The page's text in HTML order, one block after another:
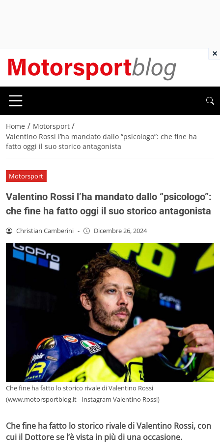
Home / Motorsport /
Valentino Rossi l’ha mandato dallo “psicologo”: che fine ha
fatto oggi il suo storico antagonista
Motorsport
Valentino Rossi l’ha mandato dallo “psicologo”:
che fine ha fatto oggi il suo storico antagonista
Christian Camberini - Dicembre 26, 2024
Che fine ha fatto lo storico rivale di Valentino Rossi
(www.motorsportblog.it - Instagram Valentino Rossi)
Che fine ha fatto lo storico rivale di Valentino Rossi, con
cui il Dottore se l’è vista in più di una occasione.
×